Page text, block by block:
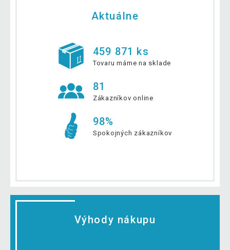
Aktuálne
459 871 ks
Tovaru máme na sklade
81
Zákazníkov online
98%
Spokojných zákazníkov
Výhody nákupu